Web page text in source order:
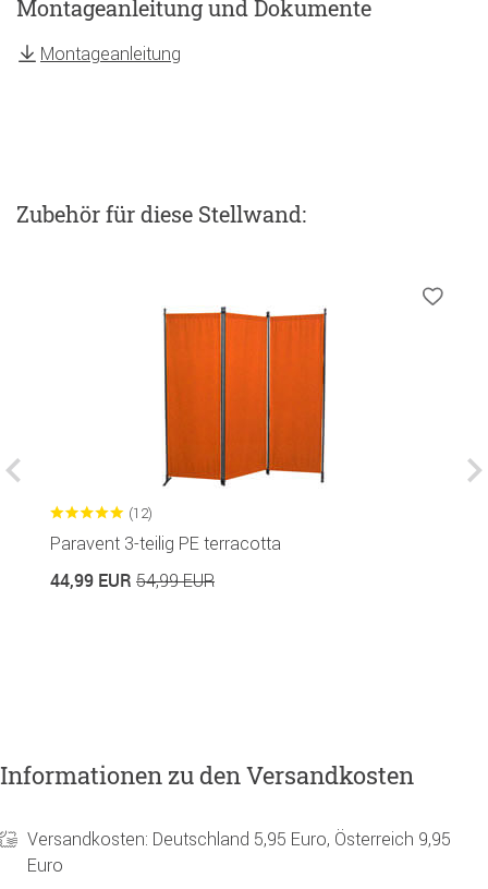
Montageanleitung und Dokumente
Montageanleitung
Zubehörfür diese Stellwand:
(12)
Paravent 3-teilig PE terracotta
44,99 EUR 54,99 EUR
Informationen zu den Versandkosten
Versandkosten: Deutschland 5,95 Euro, Österreich 9,95
Euro